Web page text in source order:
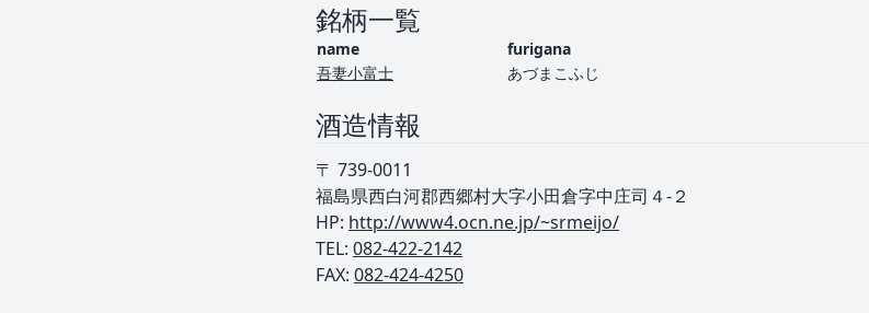
銘柄一覧
name
furigana
吾妻小富士
あづまこふじ
酒造情報
〒 739-0011
福島県西白河郡西郷村大字小田倉字中庄司４-２
HP: http://www4.ocn.ne.jp/~srmeijo/
TEL: ︎ 082-422-2142
FAX: 082-424-4250